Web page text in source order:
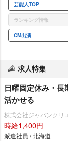
芸能人TOP
ランキング情報
CM出演
求人特集
日曜固定休み・
活かせる
株式会社ジャパンクリ
時給1,400円
派遣社員 / 北海道